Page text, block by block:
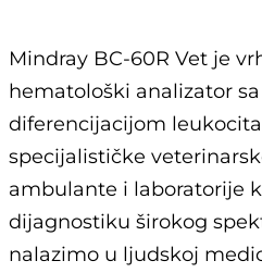
Mindray BC-60R Vet je
hematološki analizator
diferencijacijom
specijalističke
ambulante i laboratorije
dijagnostiku širokog
nalazimo u ljudskoj